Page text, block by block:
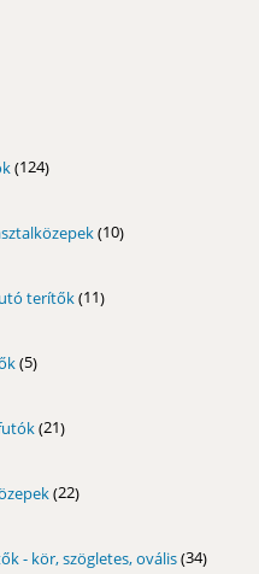
124
termék
10
termék
terítők 11
termék
5
termék
21
termék
22
termék
- kör, szögletes, ovális 34